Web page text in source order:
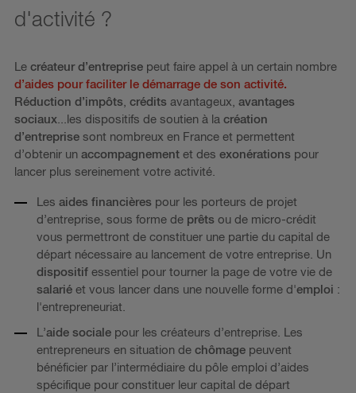
d'activité ?
Le créateur d’entreprise peut faire appel à un certain nombre
d’aides pour faciliter le démarrage de son activité.
Réduction d’impôts, crédits avantageux, avantages
sociaux...les dispositifs de soutien à la création
d’entreprise sont nombreux en France et permettent
d’obtenir un accompagnement et des exonérations pour
lancer plus sereinement votre activité.
Les aides financières pour les porteurs de projet
d’entreprise, sous forme de prêts ou de micro-crédit
vous permettront de constituer une partie du capital de
départ nécessaire au lancement de votre entreprise. Un
dispositif essentiel pour tourner la page de votre vie de
salarié et vous lancer dans une nouvelle forme d'emploi :
l'entrepreneuriat.
L’aide sociale pour les créateurs d’entreprise. Les
entrepreneurs en situation de chômage peuvent
bénéficier par l’intermédiaire du pôle emploi d’aides
spécifique pour constituer leur capital de départ